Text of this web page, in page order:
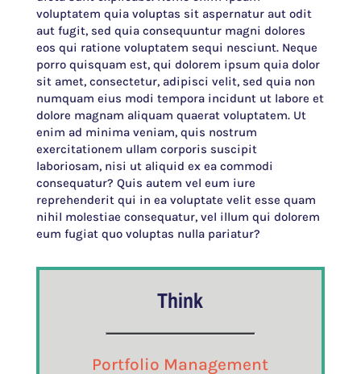
voluptatem quia voluptas sit aspernatur aut odit
aut fugit, sed quia consequuntur magni dolores
eos qui ratione voluptatem sequi nesciunt. Neque
porro quisquam est, qui dolorem ipsum quia dolor
sit amet, consectetur, adipisci velit, sed quia non
numquam eius modi tempora incidunt ut labore et
dolore magnam aliquam quaerat voluptatem. Ut
enim ad minima veniam, quis nostrum
exercitationem ullam corporis suscipit
laboriosam, nisi ut aliquid ex ea commodi
consequatur? Quis autem vel eum iure
reprehenderit qui in ea voluptate velit esse quam
nihil molestiae consequatur, vel illum qui dolorem
eum fugiat quo voluptas nulla pariatur?
Think
Portfolio Management